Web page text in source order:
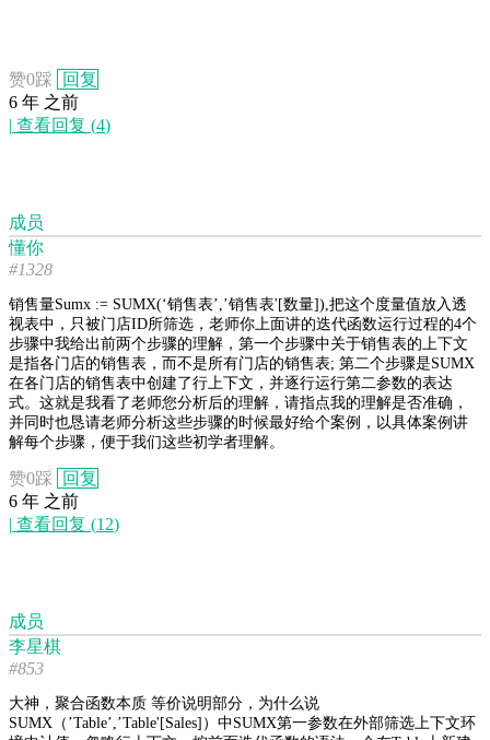
赞0踩
回复
6 年 之前
| 查看回复 (4)
成员
懂你
#1328
销售量Sumx := SUMX(‘销售表’,’销售表'[数量]),把这个度量值放入透
视表中，只被门店ID所筛选，老师你上面讲的迭代函数运行过程的4个
步骤中我给出前两个步骤的理解，第一个步骤中关于销售表的上下文
是指各门店的销售表，而不是所有门店的销售表; 第二个步骤是SUMX
在各门店的销售表中创建了行上下文，并逐行运行第二参数的表达
式。这就是我看了老师您分析后的理解，请指点我的理解是否准确，
并同时也恳请老师分析这些步骤的时候最好给个案例，以具体案例讲
解每个步骤，便于我们这些初学者理解。
赞0踩
回复
6 年 之前
| 查看回复 (12)
成员
李星棋
#853
大神，聚合函数本质 等价说明部分，为什么说
SUMX（’Table’,’Table'[Sales]）中SUMX第一参数在外部筛选上下文环